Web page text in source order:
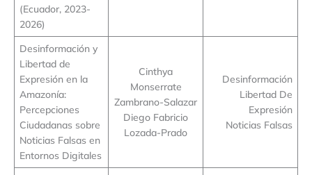
(Ecuador, 2023-
2026)
Desinformación y
Libertad de
Expresión en la
Amazonía:
Percepciones
Ciudadanas sobre
Noticias Falsas en
Entornos Digitales
Cinthya
Monserrate
Zambrano-Salazar
Diego Fabricio
Lozada-Prado
Desinformación
Libertad De
Expresión
Noticias Falsas